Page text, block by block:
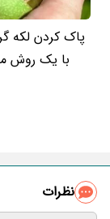
پاک کردن لکه
با یک
نظرات